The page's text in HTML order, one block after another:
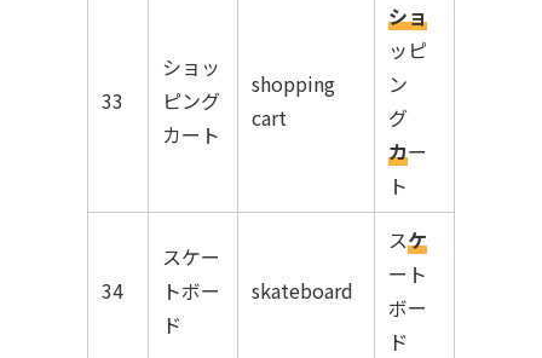
33
ショッ
ピング
カート
shopping
cart
ショ
ッピ
ン
グ
カー
ト
34
スケー
トボー
ド
skateboard
スケ
ート
ボー
ド